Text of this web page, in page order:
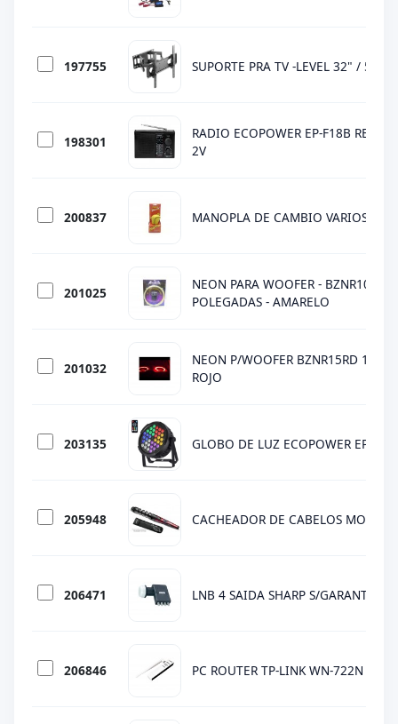
197755 SUPORTE PRA TV -LEVEL 32" / 52"
198301
RADIO ECOPOWER EP-F18B REC /
2V
200837 MANOPLA DE CAMBIO VARIOS
201025
NEON PARA WOOFER - BZNR10YL -
POLEGADAS - AMARELO
201032
NEON P/WOOFER BZNR15RD
ROJO
203135 GLOBO DE LUZ ECOPOWER EP1015
205948 CACHEADOR DE CABELOS
206471 LNB 4 SAIDA SHARP S/GARANT
206846 PC ROUTER TP-LINK WN-722N